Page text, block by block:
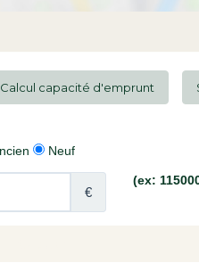
Calcul capacité d'emprunt